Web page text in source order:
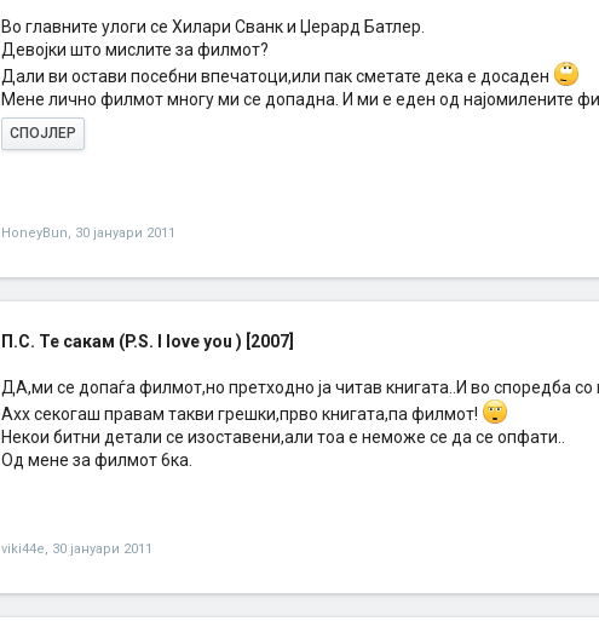
Во главните улоги се Хилари Сванк и Џерард Батлер.
Девојки што мислите за филмот?
Дали ви остави посебни впечатоци,или пак сметате дека е досаден
Мене лично филмот многу ми се допадна. И ми е еден од најомилените
СПОЈЛЕР
HoneyBun, 30 јануари 2011
П.С. Те сакам (P.S. I love you ) [2007]
ДА,ми се допаѓа филмот,но претходно ја читав книгата..И во споредба со
Ахх секогаш правам такви грешки,прво книгата,па филмот!
Некои битни детали се изоставени,али тоа е неможе се да се опфати..
Од мене за филмот 6ка.
viki44e, 30 јануари 2011